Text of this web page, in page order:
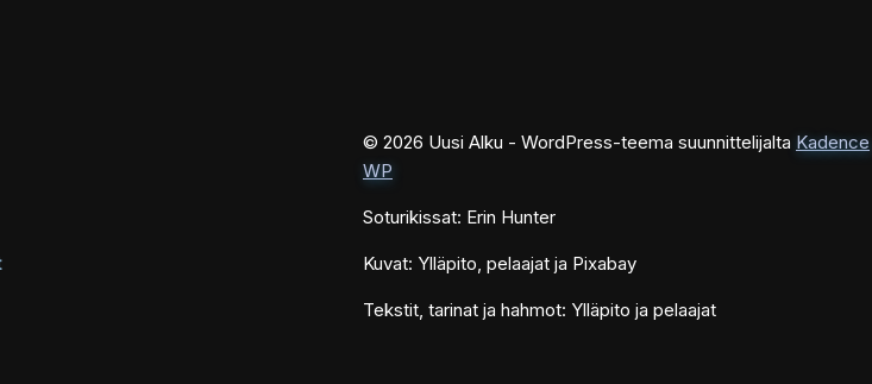
© 2026 Uusi Alku - WordPress-teema suunnittelijalta Kadence
WP
Soturikissat: Erin Hunter
Kuvat: Ylläpito, pelaajat ja Pixabay
Tekstit, tarinat ja hahmot: Ylläpito ja pelaajat